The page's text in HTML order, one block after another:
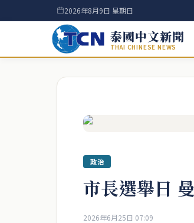
2026年8月9日 星期日
泰國中文新聞
THAI CHINESE NEWS
政治
市長選舉日
2026年6月25日 07:09